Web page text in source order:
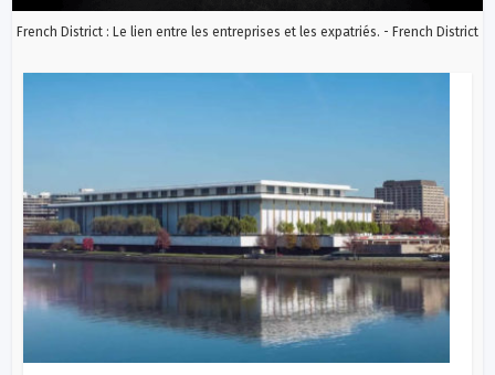
French District : Le lien entre les entreprises et les expatriés. - French District